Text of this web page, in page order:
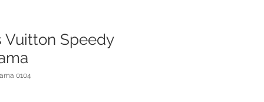
Vuitton Speedy
0104